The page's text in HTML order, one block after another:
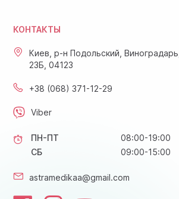
КОНТАКТЫ
Киев, р-н Подольский,
23Б, 04123
+38 (068) 371-12-29
Viber
ПН-ПТ
08:00-19:00
СБ
09:00-15:00
astramedikaa@gmail.com